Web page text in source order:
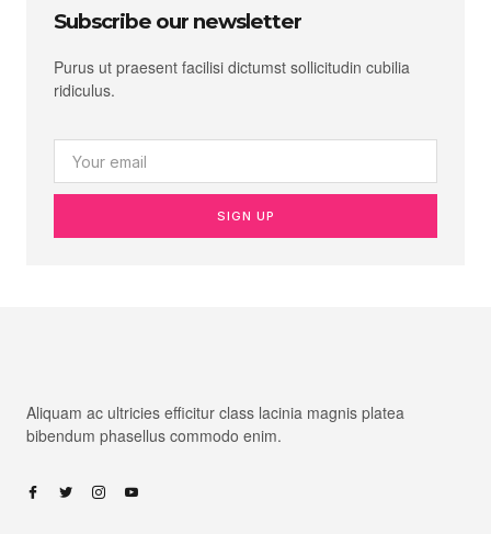
Subscribe our newsletter
Purus ut praesent facilisi dictumst sollicitudin cubilia
ridiculus.
SIGN UP
Aliquam ac ultricies efficitur class lacinia magnis platea
bibendum phasellus commodo enim.